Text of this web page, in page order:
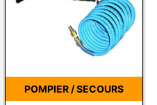
POMPIER / SECOURS